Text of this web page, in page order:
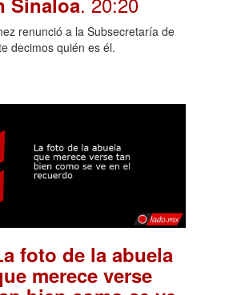
renunció a la Subsecretaría de
decimos quién es él.
foto de la abuela
merece verse